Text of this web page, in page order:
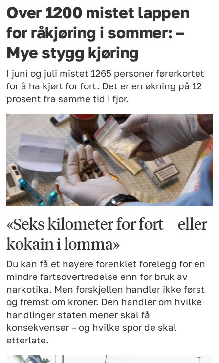
Over 1200 mistet lappen
for råkjøring i sommer: –
Mye stygg kjøring
I juni og juli mistet 1265 personer førerkortet
for å ha kjørt for fort. Det er en økning på 12
prosent fra samme tid i fjor.
«Seks kilometer for fort – eller
kokain i lomma»
Du kan få et høyere forenklet forelegg for en
mindre fartsovertredelse enn for bruk av
narkotika. Men forskjellen handler ikke først
og fremst om kroner. Den handler om hvilke
handlinger staten mener skal få
konsekvenser – og hvilke spor de skal
etterlate.